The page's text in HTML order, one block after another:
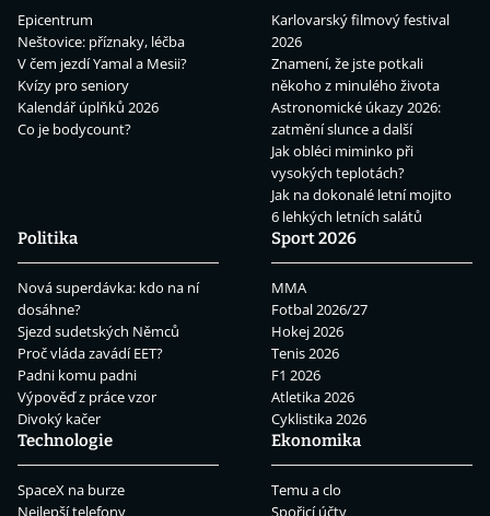
Epicentrum
Neštovice: příznaky, léčba
V čem jezdí Yamal a Mesii?
Kvízy pro seniory
Kalendář úplňků 2026
Co je bodycount?
Karlovarský filmový festival
2026
Znamení, že jste potkali
někoho z minulého života
Astronomické úkazy 2026:
zatmění slunce a další
Jak obléci miminko při
vysokých teplotách?
Jak na dokonalé letní mojito
6 lehkých letních salátů
Politika
Nová superdávka: kdo na ní
dosáhne?
Sjezd sudetských Němců
Proč vláda zavádí EET?
Padni komu padni
Výpověď z práce vzor
Divoký kačer
Sport 2026
MMA
Fotbal 2026/27
Hokej 2026
Tenis 2026
F1 2026
Atletika 2026
Cyklistika 2026
Technologie
SpaceX na burze
Nejlepší telefony
Ekonomika
Temu a clo
Spořicí účty